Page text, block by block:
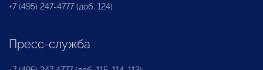
+7 (495) 247-4777 (доб. 124)
Пресс-служба